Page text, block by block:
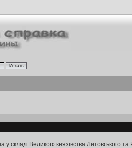
Великого князівства Литовського та